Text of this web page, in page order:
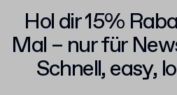
Hol dir 15%
Mal – nur für
Schnell, easy,